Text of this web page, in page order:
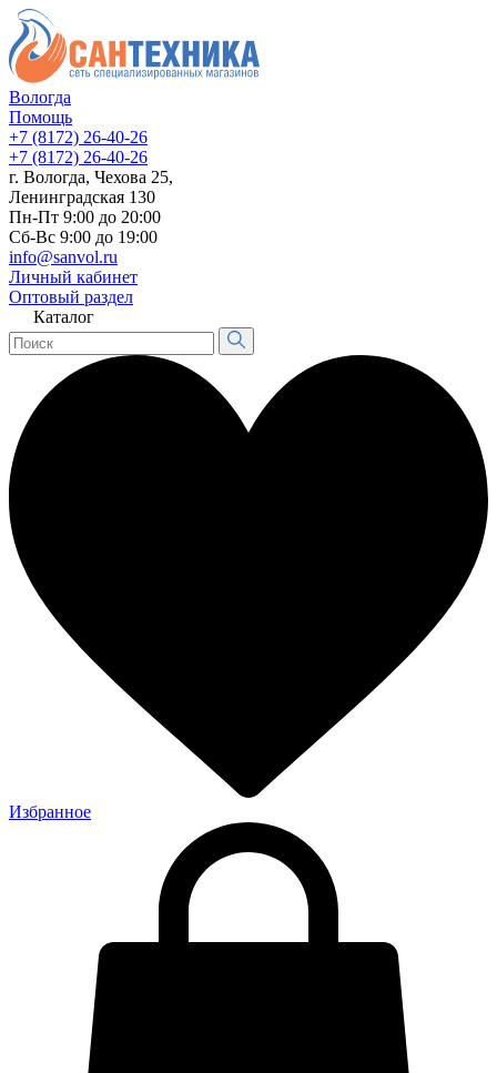
Вологда
Помощь
+7 (8172) 26-40-26
+7 (8172) 26-40-26
г. Вологда, Чехова 25,
Ленинградская 130
Пн-Пт 9:00 до 20:00
Сб-Вс 9:00 до 19:00
info@sanvol.ru
Личный кабинет
Оптовый раздел
Каталог
Избранное